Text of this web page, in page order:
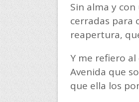
Sin alma y
cerradas para
reapertura,
Y me refiero
Avenida que
que ella los